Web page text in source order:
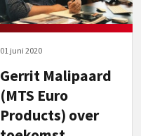
01 juni 2020
Gerrit Malipaard
(MTS Euro
Products) over